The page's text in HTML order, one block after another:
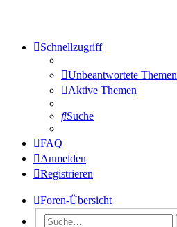
Schnellzugriff
Unbeantwortete Themen
Aktive Themen
Suche
FAQ
Anmelden
Registrieren
Foren-Übersicht